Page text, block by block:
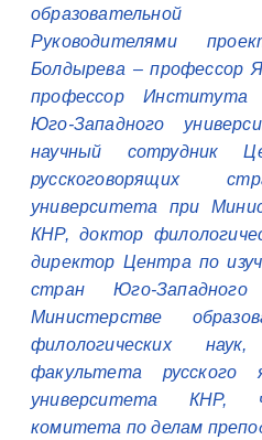
Руководителями
Болдырева – профессор
профессор Института
Юго-Западного
научный сотрудник
русскоговорящих
университета при
КНР, доктор
директор Центра по
стран Юго-
Министерстве
филологических
факультета русского
университета КНР,
комитета по делам